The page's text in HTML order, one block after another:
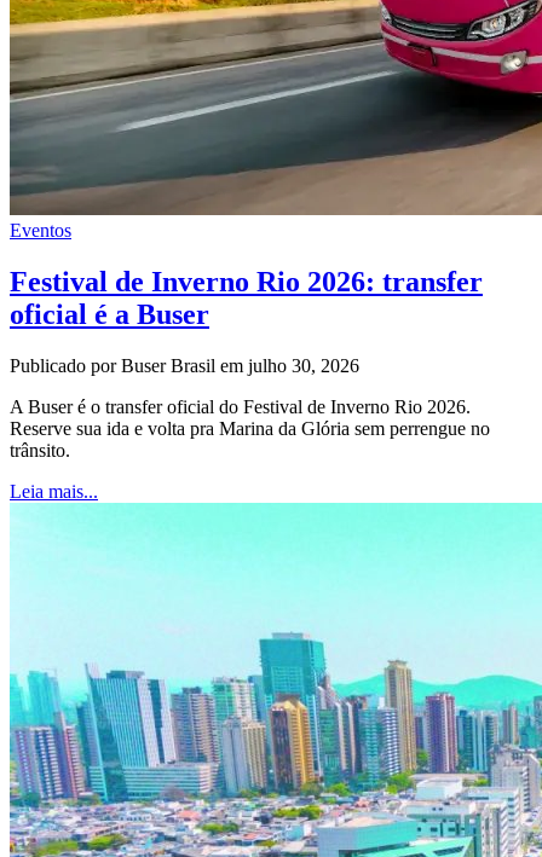
Eventos
Festival de Inverno Rio 2026: transfer
oficial é a Buser
Publicado por Buser Brasil em julho 30, 2026
A Buser é o transfer oficial do Festival de Inverno Rio 2026.
Reserve sua ida e volta pra Marina da Glória sem perrengue no
trânsito.
Leia mais...